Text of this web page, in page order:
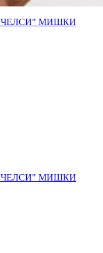
"ЧЕЛСИ" МИШКИ
"ЧЕЛСИ" МИШКИ